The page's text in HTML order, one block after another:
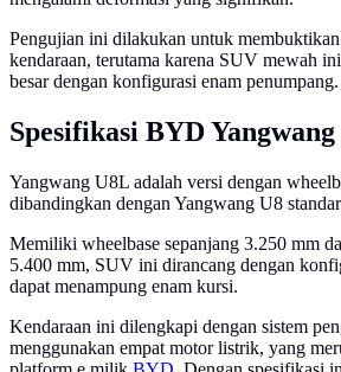
Pengujian ini dilakukan untuk
kendaraan, terutama karena SUV mewah
besar dengan konfigurasi enam penumpang.
Spesifikasi BYD
Yangwang U8L adalah versi dengan
dibandingkan dengan Yangwang U8
Memiliki wheelbase sepanjang 3.250 mm
5.400 mm, SUV ini dirancang dengan
dapat menampung enam kursi.
Kendaraan ini dilengkapi dengan sistem
menggunakan empat motor listrik, yang